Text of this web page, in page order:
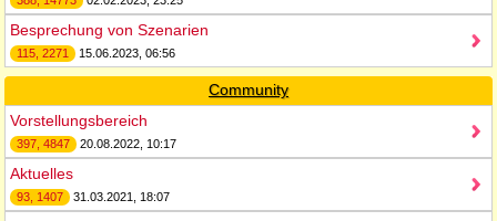
Besprechung von Szenarien
115, 2271 15.06.2023, 06:56
Community
Vorstellungsbereich
397, 4847 20.08.2022, 10:17
Aktuelles
93, 1407 31.03.2021, 18:07